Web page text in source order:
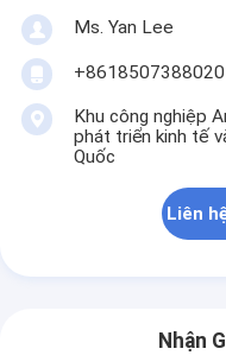
Ms. Yan Lee
+8618507388020
Khu công nghiệp
phát triển kinh tế
Quốc
Liên
Nhận